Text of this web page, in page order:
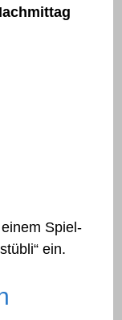
Spiel-
ein.